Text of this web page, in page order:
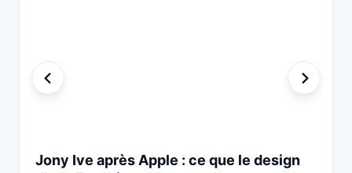
Jony Ive après Apple : ce que le design